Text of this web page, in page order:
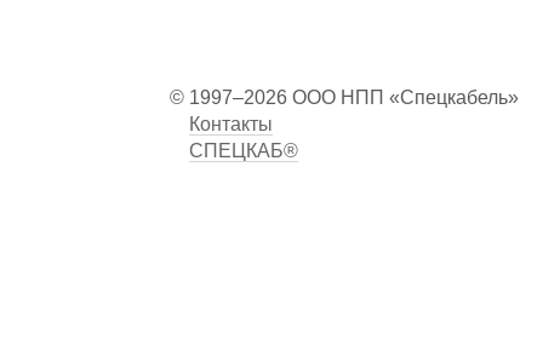
© 1997–2026 ООО НПП «Спецкабель»
Контакты
СПЕЦКАБ®